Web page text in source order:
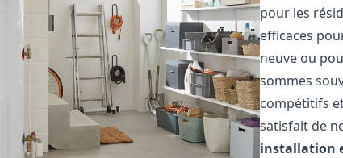
pour les
efficaces
neuve ou
sommes
compétitifs
satisfait de
installation